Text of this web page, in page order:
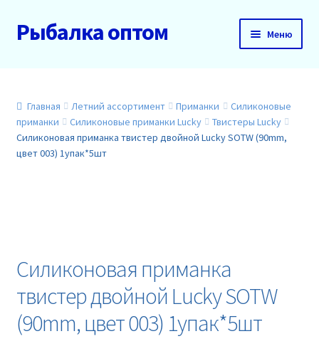
Перейти
к
Перейти
к
Рыбалка оптом Меню
О нас
Доставка и оплата
Контакты
Главная Летний ассортимент Приманки
Силиконовые
приманки
Силиконовые приманки Lucky
Твистеры Lucky
Силиконовая приманка твистер двойной Lucky SOTW (90mm,
цвет 003) 1упак*5шт
Силиконовая приманка
твистер двойной Lucky SOTW
(90mm, цвет 003) 1упак*5шт